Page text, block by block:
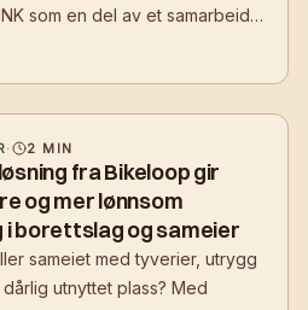
som en del av et samarbeid
FKF (AKT) og
· 2 MIN
fra Bikeloop gir
og mer lønnsom
i borettslag og sameier
sameiet med tyverier, utrygg
utnyttet plass? Med